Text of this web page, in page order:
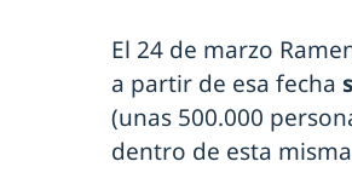
El 24 de marzo
a partir de esa fecha
(unas 500.000
dentro de esta